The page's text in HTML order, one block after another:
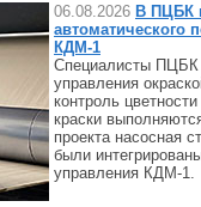
06.08.2026 В ПЦБК
автоматического
КДМ-1
Специалисты ПЦБК
управления
контроль
краски
проекта насосная
были
управления КДМ-1.